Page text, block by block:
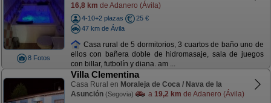
8 Fotos
16,8 km de Adanero (Ávila)
4-10+2 plazas
25 €
47 km de Ávila
Casa rural de 5 dormitorios, 3 cuartos de baño uno de
ellos con bañera doble de hidromasaje, sala de juegos
con billar, futbolín y diana. am ...
Villa Clementina
Casa Rural en Moraleja de Coca / Nava de la
Asunción (Segovia) a 19,2 km de Adanero (Ávila)